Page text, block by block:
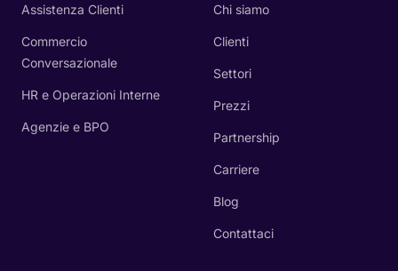
Assistenza Clienti
Commercio
Conversazionale
HR e Operazioni Interne
Agenzie e BPO
Chi siamo
Clienti
Settori
Prezzi
Partnership
Carriere
Blog
Contattaci